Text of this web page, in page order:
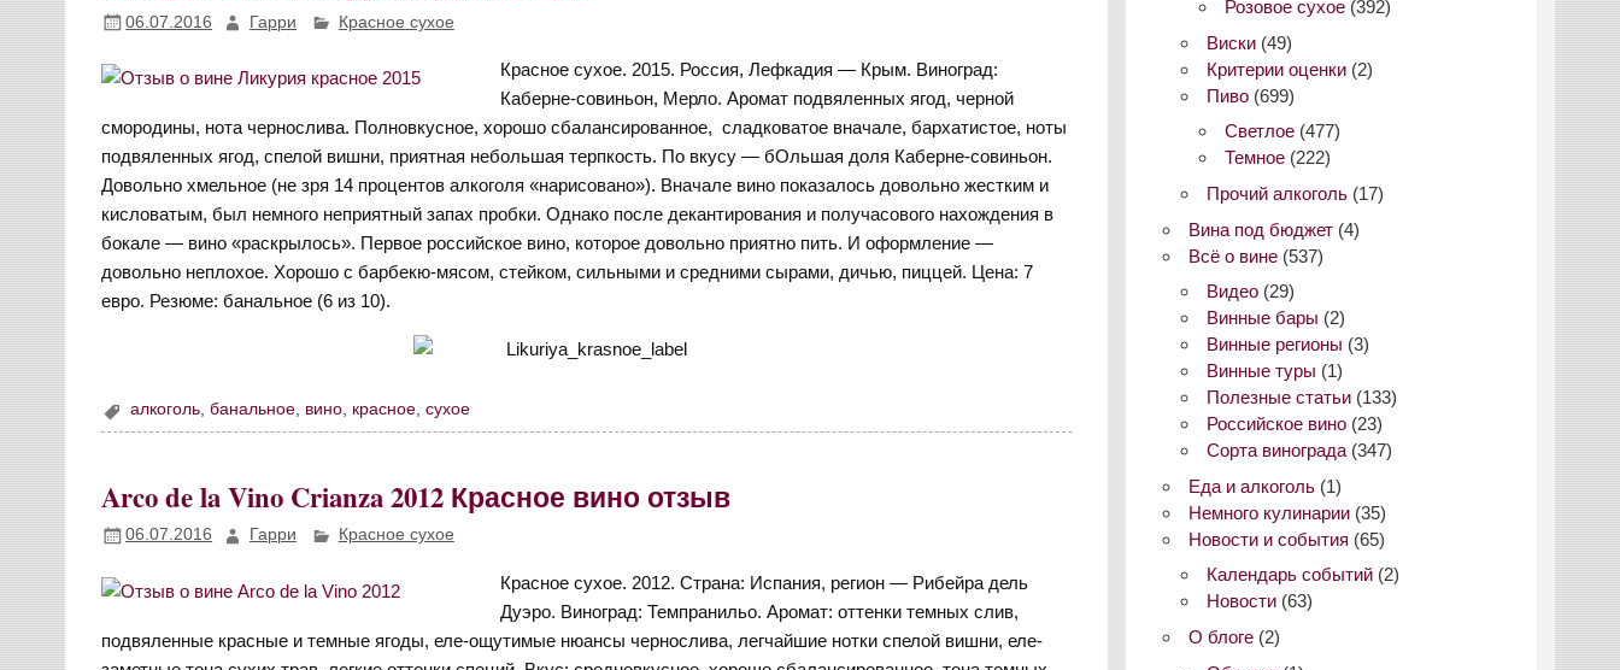
06.07.2016 Гарри Красное сухое
Красное сухое. 2015. Россия, Лефкадия — Крым. Виноград:
Каберне-совиньон, Мерло. Аромат подвяленных ягод, черной
смородины, нота чернослива. Полновкусное, хорошо сбалансированное, сладковатое вначале, бархатистое, ноты
подвяленных ягод, спелой вишни, приятная небольшая терпкость. По вкусу — бОльшая доля Каберне-совиньон.
Довольно хмельное (не зря 14 процентов алкоголя «нарисовано»). Вначале вино показалось довольно жестким и
кисловатым, был немного неприятный запах пробки. Однако после декантирования и получасового нахождения в
бокале — вино «раскрылось». Первое российское вино, которое довольно приятно пить. И оформление —
довольно неплохое. Хорошо с барбекю-мясом, стейком, сильными и средними сырами, дичью, пиццей. Цена: 7
евро. Резюме: банальное (6 из 10).
алкоголь,банальное, вино, красное,сухое
Arco de la Vino Crianza 2012 Красное вино отзыв
06.07.2016 Гарри Красное сухое
Красное сухое. 2012. Страна: Испания, регион — Рибейра дель
Дуэро. Виноград: Темпранильо. Аромат: оттенки темных слив,
подвяленные красные и темные ягоды, еле-ощутимые нюансы чернослива, легчайшие нотки спелой вишни, еле-
Розовое сухое (392)
Виски (49)
Критерии оценки (2)
Пиво (699)
Светлое (477)
Темное (222)
Прочий алкоголь (17)
Вина под бюджет (4)
Всё о вине (537)
Видео (29)
Винные бары (2)
Винные регионы (3)
Винные туры (1)
Полезные статьи (133)
Российское вино (23)
Сорта винограда (347)
Еда и алкоголь (1)
Немного кулинарии (35)
Новости и события (65)
Календарь событий (2)
Новости (63)
О блоге (2)